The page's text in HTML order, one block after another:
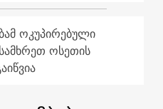
ოკუპირებული
ოსეთის